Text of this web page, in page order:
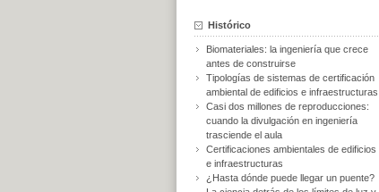
Histórico
Biomateriales: la ingeniería que crece
antes de construirse
Tipologías de sistemas de certificación
ambiental de edificios e infraestructuras
Casi dos millones de reproducciones:
cuando la divulgación en ingeniería
trasciende el aula
Certificaciones ambientales de edificios
e infraestructuras
¿Hasta dónde puede llegar un puente?